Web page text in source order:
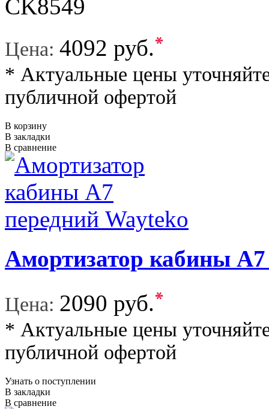
CK8549
Цена: 4092 руб.*
* Актуальные цены
публичной офертой
В корзину
В закладки
В сравнение
Амортизатор кабины
Цена: 2090 руб.*
* Актуальные цены
публичной офертой
Узнать о поступлении
В закладки
В сравнение